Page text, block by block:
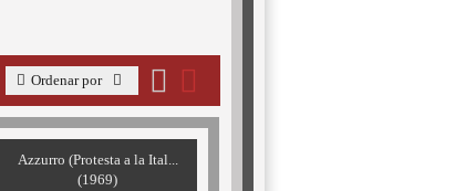
Ordenar por
Azzurro (Protesta a la Ital...
(1969)